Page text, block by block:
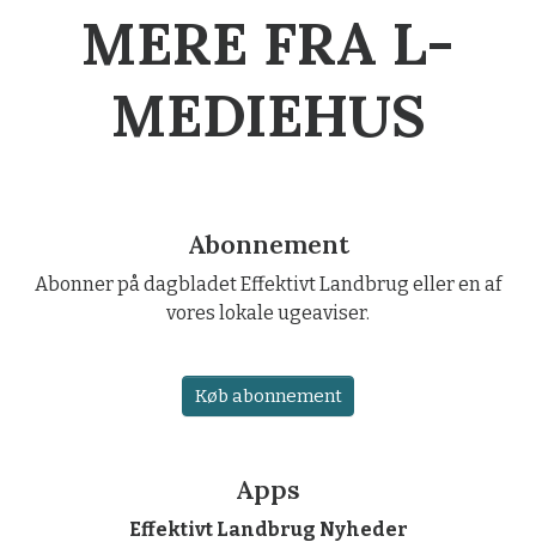
MERE FRA L-
MEDIEHUS
Abonnement
Abonner på dagbladet Effektivt Landbrug eller en af
vores lokale ugeaviser.
Køb abonnement
Apps
Effektivt Landbrug Nyheder